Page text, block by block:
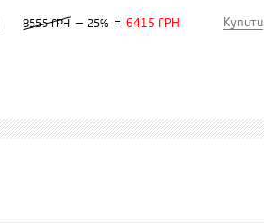
8555 ГРН — 25% = 6415 ГРН Купити